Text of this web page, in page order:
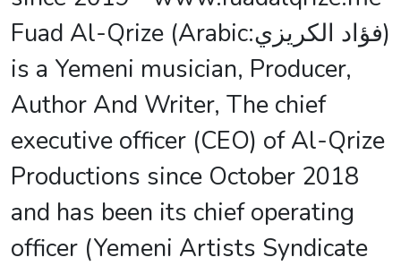
Fuad Al-Qrize (Arabic:فؤاد الكريزي)
is a Yemeni musician, Producer,
Author And Writer, The chief
executive officer (CEO) of Al-Qrize
Productions since October 2018
and has been its chief operating
officer (Yemeni Artists Syndicate